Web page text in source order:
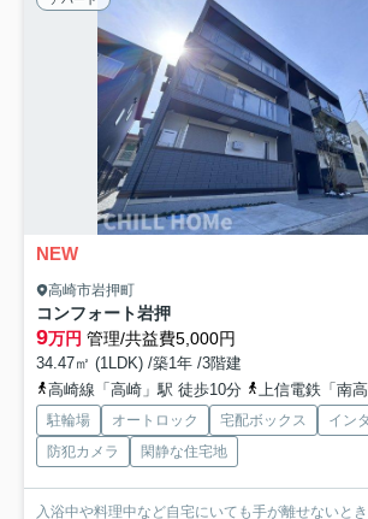
NEW
高崎市岩押町
コンフォート岩押
9万円 管理/共益費5,000円
34.47㎡ (1LDK) /築1年 /3階建
高崎線「高崎」駅 徒歩10分
上信電鉄「南
駐輪場 オートロック 宅配ボックス
イン
防犯カメラ
閑静な住宅地
入浴中や料理中など自宅にいても手が離せないと